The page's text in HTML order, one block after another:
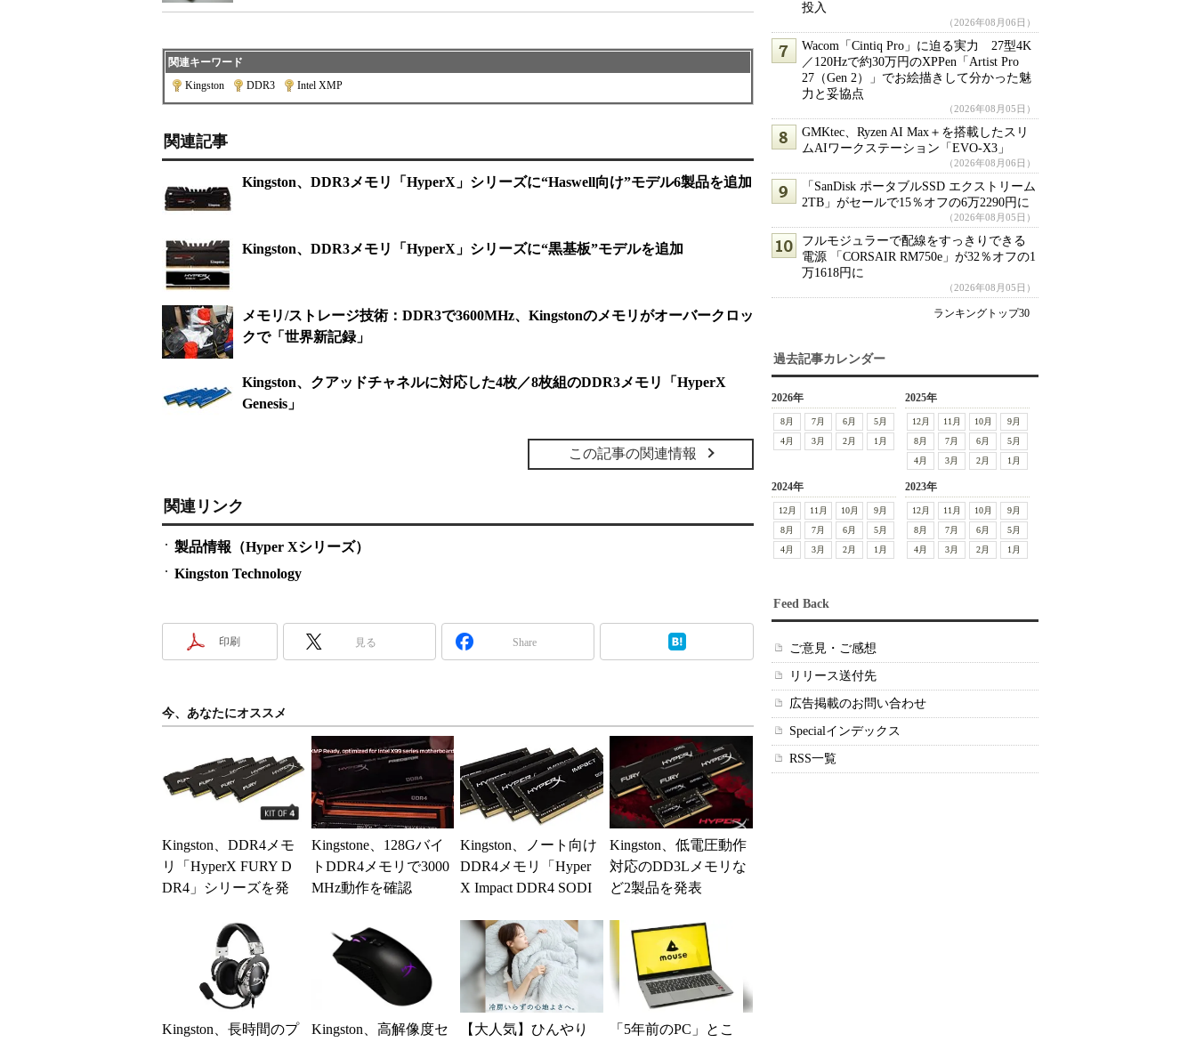
関連キーワード
Kingston
DDR3 Intel XMP
関連記事
Kingston、DDR3メモリ「HyperX」シリーズに“Haswell向け”モデル6製品を追加
Kingston、DDR3メモリ「HyperX」シリーズに“黒基板”モデルを追加
メモリ/ストレージ技術：DDR3で3600MHz、Kingstonのメモリがオーバークロッ
クで「世界新記録」
Kingston、クアッドチャネルに対応した4枚／8枚組のDDR3メモリ「HyperX
Genesis」
この記事の関連情報
関連リンク
製品情報（Hyper Xシリーズ）
Kingston Technology
印刷 見る Share
今、あなたにオススメ
Kingston、DDR4メモ
リ「HyperX FURY D
DR4」シリーズを発
Kingstone、128Gバイ
トDDR4メモリで3000
MHz動作を確認
Kingston、ノート向け
DDR4メモリ「Hyper
X Impact DDR4 SODI
Kingston、低電圧動作
対応のDD3Lメモリな
ど2製品を発表
Kingston、長時間のプ
Kingston、高解像度セ
【大人気】ひんやり
「5年前のPC」とこ
投入
（2026年08月06日）
Wacom「Cintiq Pro」に迫る実力 27型4K
／120Hzで約30万円のXPPen「Artist Pro
27（Gen 2）」でお絵描きして分かった魅
力と妥協点
（2026年08月05日）
GMKtec、Ryzen AI Max＋を搭載したスリ
ムAIワークステーション「EVO-X3」
（2026年08月06日）
「SanDisk ポータブルSSD エクストリーム
2TB」がセールで15％オフの6万2290円に
（2026年08月05日）
フルモジュラーで配線をすっきりできる
電源 「CORSAIR RM750e」が32％オフの1
万1618円に
（2026年08月05日）
ランキングトップ30
過去記事カレンダー
2026年
8月 7月 6月
5月
4月
3月 2月 1月
2025年
12月 11月 10月
9月
8月
7月 6月
5月
4月
3月 2月 1月
2024年
12月 11月 10月
9月
8月
7月 6月
5月
4月
3月 2月 1月
2023年
12月 11月 10月
9月
8月
7月 6月
5月
4月
3月 2月 1月
Feed Back
ご意見・ご感想
リリース送付先
広告掲載のお問い合わせ
Specialインデックス
RSS一覧